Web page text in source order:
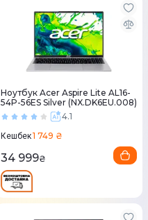
Ноутбук Acer Aspire Lite AL16-
54P-56ES Silver (NX.DK6EU.008)
4.1
Кешбек1 749 ₴
34 999₴